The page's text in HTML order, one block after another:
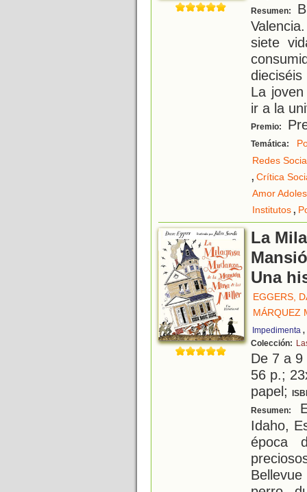
Resumen:
siete
La
ir a la
Premio:
Temática:
Redes
, Crítica
Amor
Institutos,
La
Una
EGGERS,
MÁRQUEZ
Impedimenta
Colección:
De 7 a
56 p.;
papel;
Resumen:
Idaho,
época